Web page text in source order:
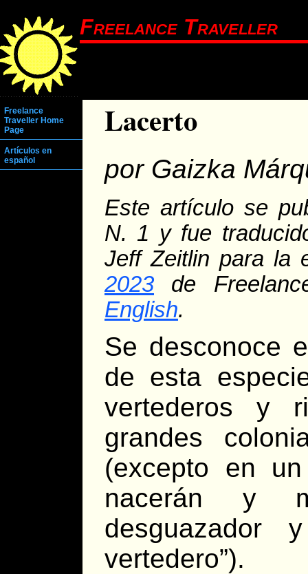
Freelance Traveller
Freelance
Traveller Home
Page
Artículos en
español
Lacerto
por Gaizka
Este artículo se
N. 1 y fue
Jeff Zeitlin para la
2023 de
English.
Se desconoce
de esta
vertederos y
grandes
(excepto en
nacerán y
desguazador
vertedero”).